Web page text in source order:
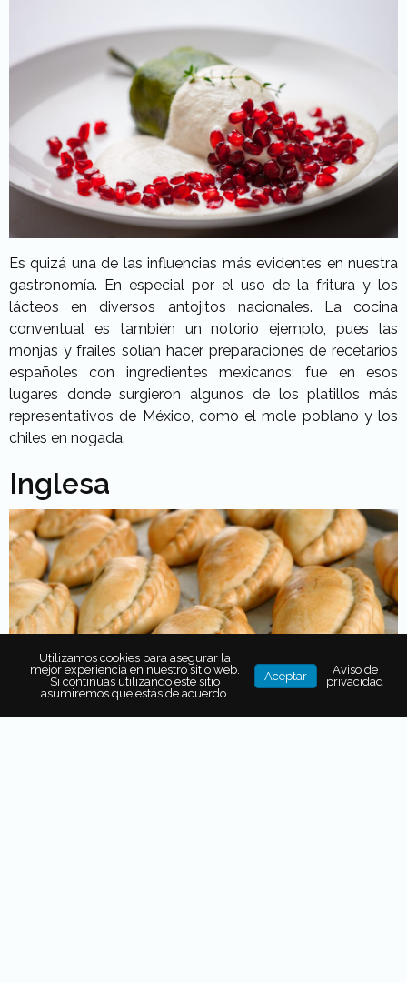
Es quizá una de las influencias más evidentes en nuestra
gastronomía. En especial por el uso de la fritura y los
lácteos en diversos antojitos nacionales. La cocina
conventual es también un notorio ejemplo, pues las
monjas y frailes solían hacer preparaciones de recetarios
españoles con ingredientes mexicanos; fue en esos
lugares donde surgieron algunos de los platillos más
representativos de México, como el mole poblano y los
chiles en nogada.
Inglesa
Utilizamos cookies para asegurar la
mejor experiencia en nuestro sitio web.
Si continúas utilizando este sitio
asumiremos que estás de acuerdo.
Aceptar
Aviso de
privacidad